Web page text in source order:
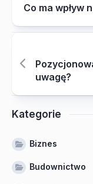
Co ma wpływ
uwagę?
Kategorie
Biznes
Budownictwo